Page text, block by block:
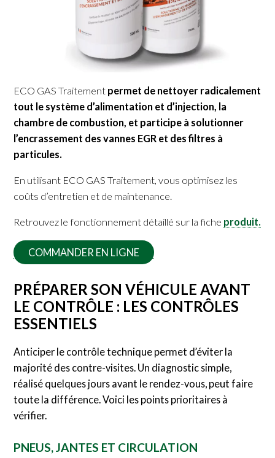
ECO GAS Traitement permet de nettoyer radicalement
tout le système d’alimentation et d’injection, la
chambre de combustion, et participe à solutionner
l’encrassement des vannes EGR et des filtres à
particules.
En utilisant ECO GAS Traitement, vous optimisez les
coûts d’entretien et de maintenance.
Retrouvez le fonctionnement détaillé sur la fiche produit.
COMMANDER EN LIGNE
PRÉPARER SON VÉHICULE AVANT
LE CONTRÔLE : LES CONTRÔLES
ESSENTIELS
Anticiper le contrôle technique permet d’éviter la
majorité des contre-visites. Un diagnostic simple,
réalisé quelques jours avant le rendez-vous, peut faire
toute la différence. Voici les points prioritaires à
vérifier.
PNEUS, JANTES ET CIRCULATION